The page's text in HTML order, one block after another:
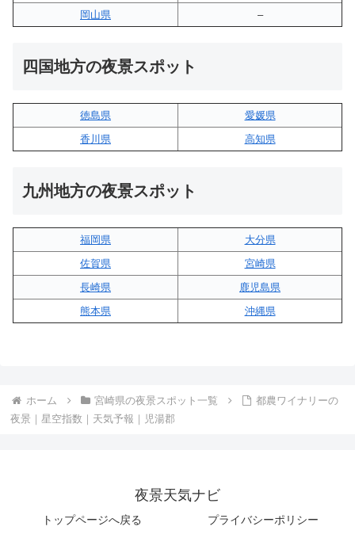
岡山県
–
四国地方の夜景スポット
徳島県
愛媛県
香川県
高知県
九州地方の夜景スポット
福岡県
大分県
佐賀県
宮崎県
長崎県
鹿児島県
熊本県
沖縄県
ホーム 宮崎県の夜景スポット一覧
都農ワイナリーの
夜景｜星空指数｜天気予報｜児湯郡
夜景天気ナビ
トップページへ戻る プライバシーポリシー